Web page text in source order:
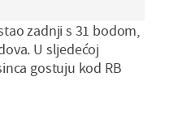
zadnji s 31 bodom,
U sljedećoj
gostuju kod RB